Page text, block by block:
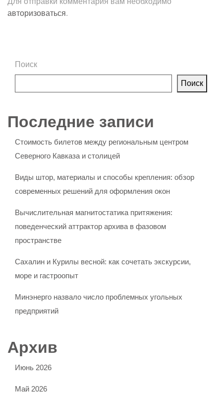
авторизоваться.
Поиск
Поиск
Последние записи
Стоимость билетов между региональным центром
Северного Кавказа и столицей
Виды штор, материалы и способы крепления: обзор
современных решений для оформления окон
Вычислительная магнитостатика притяжения:
поведенческий аттрактор архива в фазовом
пространстве
Сахалин и Курилы весной: как сочетать экскурсии,
море и гастроопыт
Минэнерго назвало число проблемных угольных
предприятий
Архив
Июнь 2026
Май 2026